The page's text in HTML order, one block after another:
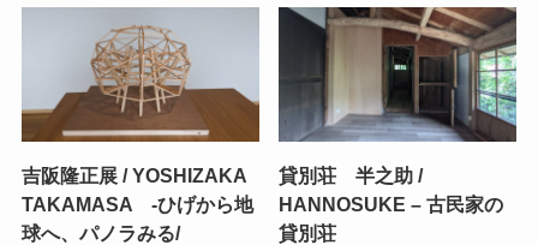
吉阪隆正展 / YOSHIZAKA
TAKAMASA -ひげから地
球へ、パノラみる/
貸別荘 半之助 /
HANNOSUKE – 古民家の
貸別荘